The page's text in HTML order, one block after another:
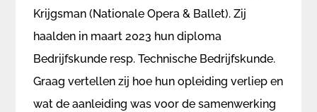
Krijgsman (Nationale Opera & Ballet). Zij
haalden in maart 2023 hun diploma
Bedrijfskunde resp. Technische Bedrijfskunde.
Graag vertellen zij hoe hun opleiding verliep en
wat de aanleiding was voor de samenwerking